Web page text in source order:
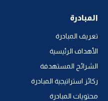
المبادرة
تعريف المبادرة
الأهداف الرئيسية
الشرائح المستهدفة
ركائز استراتيجية المبادرة
محتويات المبادرة